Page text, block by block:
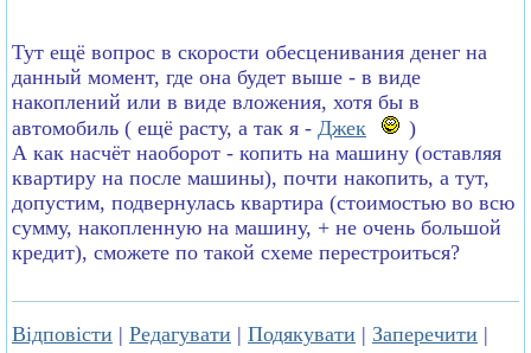
Тут ещё вопрос в скорости обесценивания денег на
данный момент, где она будет выше - в виде
накоплений или в виде вложения, хотя бы в
автомобиль ( ещё расту, а так я - Джек
)
А как насчёт наоборот - копить на машину (оставляя
квартиру на после машины), почти накопить, а тут,
допустим, подвернулась квартира (стоимостью во всю
сумму, накопленную на машину, + не очень большой
кредит), сможете по такой схеме перестроиться?
Відповісти | Редагувати | Подякувати | Заперечити |